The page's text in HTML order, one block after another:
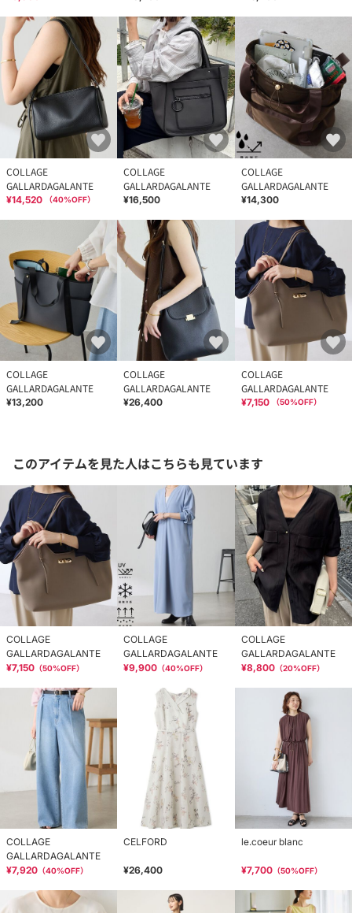
COLLAGE
GALLARDAGALANTE
¥14,520 （40%OFF）
COLLAGE
GALLARDAGALANTE
¥16,500
COLLAGE
GALLARDAGALANTE
¥14,300
COLLAGE
GALLARDAGALANTE
¥13,200
COLLAGE
GALLARDAGALANTE
¥26,400
COLLAGE
GALLARDAGALANTE
¥7,150 （50%OFF）